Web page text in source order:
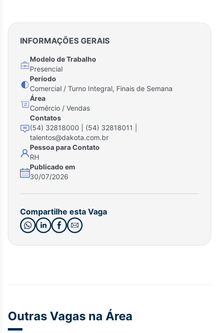
INFORMAÇÕES GERAIS
Modelo de Trabalho
Presencial
Período
Comercial / Turno Integral, Finais de Semana
Área
Comércio / Vendas
Contatos
(54) 32818000 | (54) 32818011 |
talentos@dakota.com.br
Pessoa para Contato
RH
Publicado em
30/07/2026
Compartilhe esta Vaga
Outras Vagas na Área